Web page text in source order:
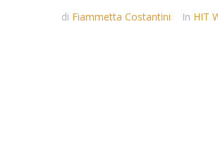
di Fiammetta Costantini In HIT